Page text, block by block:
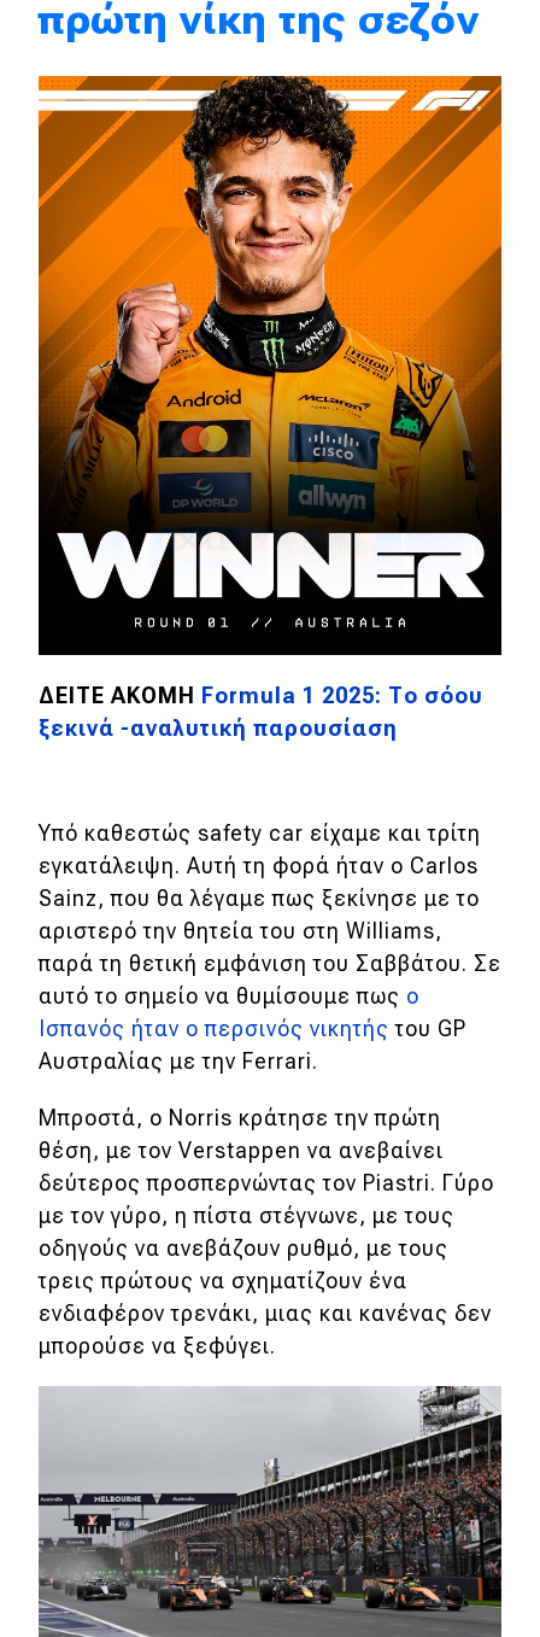
Συμβουλές
Χρηστικά
Συμβουλές
ΚΤΕΟ
Οδική βοήθεια
eDRIVE
DRIVE USED
πρώτη νίκη της σεζόν
ΔΕΙΤΕ ΑΚΟΜΗ
Formula 1 2025: Το σόου
ξεκινά -αναλυτική παρουσίαση
Υπό καθεστώς safety car είχαμε και τρίτη
εγκατάλειψη. Αυτή τη φορά ήταν ο Carlos
Sainz, που θα λέγαμε πως ξεκίνησε με το
αριστερό την θητεία του στη Williams,
παρά τη θετική εμφάνιση του Σαββάτου. Σε
αυτό το σημείο να θυμίσουμε πως ο
Ισπανός ήταν ο περσινός νικητής του GP
Αυστραλίας με την Ferrari.
Μπροστά, ο Norris κράτησε την πρώτη
θέση, με τον Verstappen να ανεβαίνει
δεύτερος προσπερνώντας τον Piastri. Γύρο
με τον γύρο, η πίστα στέγνωνε, με τους
οδηγούς να ανεβάζουν ρυθμό, με τους
τρεις πρώτους να σχηματίζουν ένα
ενδιαφέρον τρενάκι, μιας και κανένας δεν
μπορούσε να ξεφύγει.